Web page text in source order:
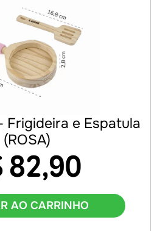
Frigideira e Espatula
(ROSA)
82,90
AO CARRINHO